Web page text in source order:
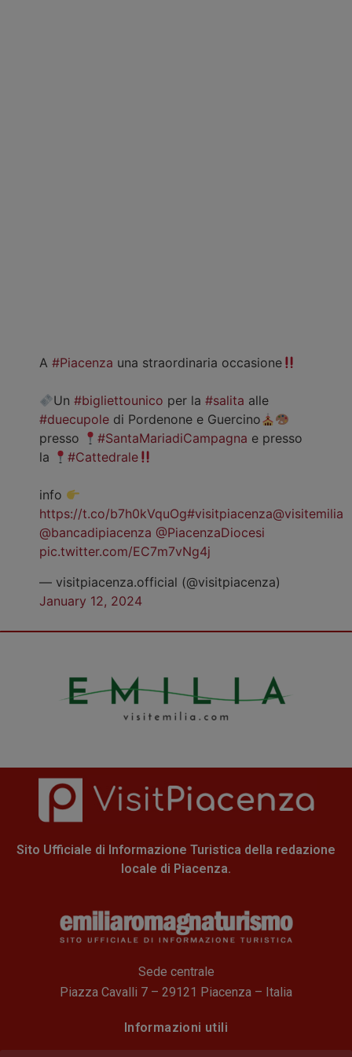
A #Piacenza una straordinaria occasione
Un#bigliettounico per la#salita alle
#duecupole di Pordenone e Guercino
presso
#SantaMariadiCampagna e presso
la
#Cattedrale
info
https://t.co/b7h0kVquOg#visitpiacenza@visitemilia
@bancadipiacenza @PiacenzaDiocesi
pic.twitter.com/EC7m7vNg4j
— visitpiacenza.official (@visitpiacenza)
January 12, 2024
Sito Ufficiale di Informazione Turistica della redazione
locale di Piacenza.
Sede centrale
Piazza Cavalli 7 – 29121 Piacenza – Italia
Informazioni utili